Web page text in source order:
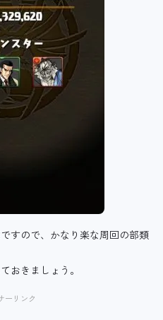
すので、かなり楽な周回の部類
おきましょう。
ーリンク